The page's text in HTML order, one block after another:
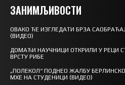
ЗАНИМЉИВОСТИ
ОВАКО ЋЕ ИЗГЛЕДАТИ БРЗА
(ВИДЕО)
ДОМАЋИ НАУЧНИЦИ ОТКРИЛИ У РЕЦИ
ВРСТУ РИБЕ
„ПОЛЕКОЛ“ ПОДНЕО ЖАЛБУ
МХЕ НА СТУДЕНИЦИ (ВИДЕО)